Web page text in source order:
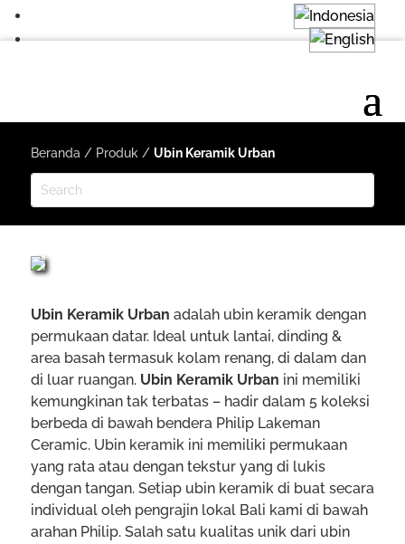
Beranda / Produk / Ubin Keramik Urban
Ubin Keramik Urban adalah ubin keramik dengan
permukaan datar. Ideal untuk lantai, dinding &
area basah termasuk kolam renang, di dalam dan
di luar ruangan. Ubin Keramik Urban ini memiliki
kemungkinan tak terbatas – hadir dalam 5 koleksi
berbeda di bawah bendera Philip Lakeman
Ceramic. Ubin keramik ini memiliki permukaan
yang rata atau dengan tekstur yang di lukis
dengan tangan. Setiap ubin keramik di buat secara
individual oleh pengrajin lokal Bali kami di bawah
arahan Philip. Salah satu kualitas unik dari ubin